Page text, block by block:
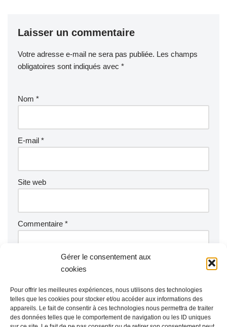
Gérer le consentement aux
cookies
Pour offrir les meilleures expériences, nous utilisons des technologies
telles que les cookies pour stocker et/ou accéder aux informations des
appareils. Le fait de consentir à ces technologies nous permettra de traiter
des données telles que le comportement de navigation ou les ID uniques
Laisser un commentaire
Votre adresse e-mail ne sera pas publiée. Les champs
obligatoires sont indiqués avec *
Nom *
E-mail *
Site web
Commentaire *